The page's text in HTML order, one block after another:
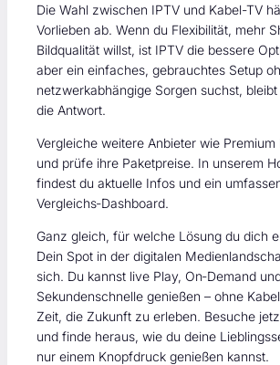
Die Wahl zwischen IPTV und Kabel-TV
Vorlieben ab. Wenn du Flexibilität, mehr
Bildqualität willst, ist IPTV die bessere
aber ein einfaches, gebrauchtes Setup
netzwerkabhängige Sorgen suchst,
die Antwort.
Vergleiche weitere Anbieter wie Premium
und prüfe ihre Paketpreise. In unserem
findest du aktuelle Infos und ein
Vergleichs‑Dashboard.
Ganz gleich, für welche Lösung du dich
Dein Spot in der digitalen
sich. Du kannst live Play, On‑Demand
Sekundenschnelle genießen – ohne
Zeit, die Zukunft zu erleben. Besuche
und finde heraus, wie du deine
nur einem Knopfdruck genießen kannst.